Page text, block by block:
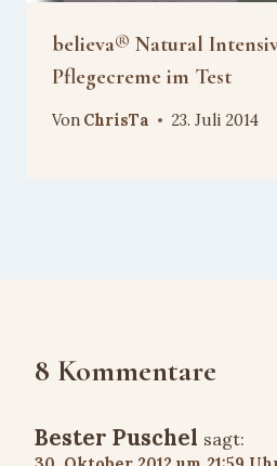
believa® Natural
Pflegecreme im Test
Von ChrisTa 23. Juli 2014
8 Kommentare
Bester Puschel sagt: